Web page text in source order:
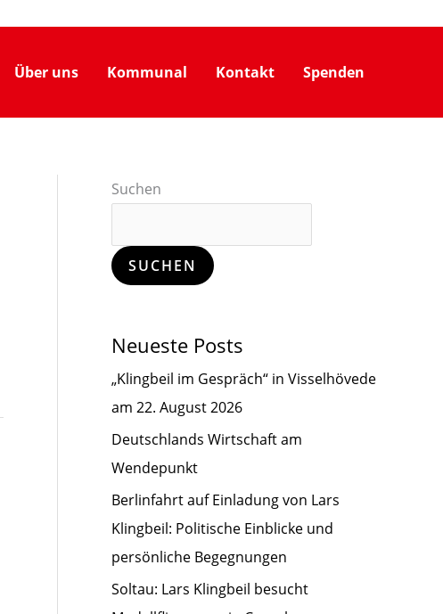
Über uns Kommunal Kontakt Spenden
Suchen
SUCHEN
Neueste Posts
„Klingbeil im Gespräch“ in Visselhövede
am 22. August 2026
Deutschlands Wirtschaft am
Wendepunkt
Berlinfahrt auf Einladung von Lars
Klingbeil: Politische Einblicke und
persönliche Begegnungen
Soltau: Lars Klingbeil besucht